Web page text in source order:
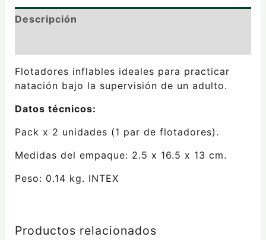
Descripción
Flotadores inflables ideales para practicar
natación bajo la supervisión de un adulto.
Datos técnicos:
Pack x 2 unidades (1 par de flotadores).
Medidas del empaque: 2.5 x 16.5 x 13 cm.
Peso: 0.14 kg. INTEX
Productos relacionados